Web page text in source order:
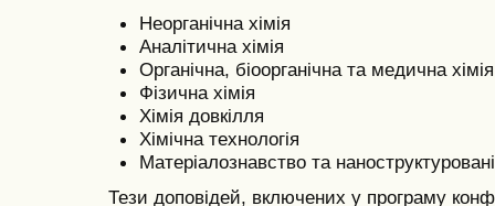
Неорганічна хімія
Аналітична хімія
Органічна, біоорганічна та медична хімія
Фізична хімія
Хімія довкілля
Хімічна технологія
Матеріалознавство та
Тези доповідей, включених у програму